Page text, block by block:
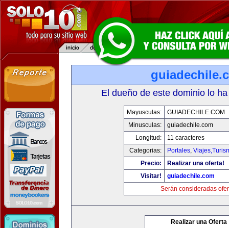
El dueño de este dominio lo
Mayusculas:
GUIADECHILE.COM
Minusculas:
guiadechile.com
Longitud:
11 caracteres
Categorias:
Portales,
Precio:
Realizar una oferta!
Visitar!
guiadechile.com
Serán consideradas
Realizar una Oferta